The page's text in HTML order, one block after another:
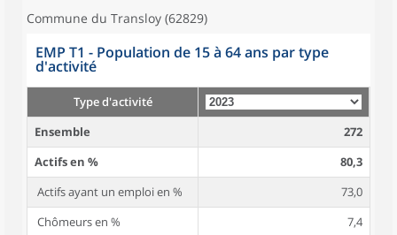
Commune du Transloy (62829)
EMP T1 - Population de 15 à 64 ans par type
d'activité
Type d'activité
Ensemble
272
Actifs en %
80,3
Actifs ayant un emploi en %
73,0
Chômeurs en %
7,4